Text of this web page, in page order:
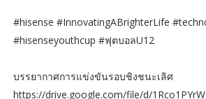
#hisense #InnovatingABrighterLife
#hisenseyouthcup #ฟุตบอลU12
บรรยากาศการแข่งขันรอบชิงชนะเลิศ
https://drive.google.com/file/d/